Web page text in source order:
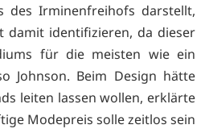
des Irminenfreihofs darstellt,
damit identifizieren, da dieser
für die meisten wie ein
Johnson. Beim Design hätte
leiten lassen wollen, erklärte
Modepreis solle zeitlos sein